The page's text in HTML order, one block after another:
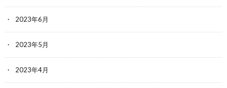
2023年6月
2023年5月
2023年4月